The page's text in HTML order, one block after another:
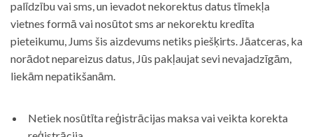
palīdzību vai sms, un ievadot nekorektus datus tīmekļa
vietnes formā vai nosūtot sms ar nekorektu kredīta
pieteikumu, Jums šis aizdevums netiks piešķirts. Jāatceras, ka
norādot nepareizus datus, Jūs pakļaujat sevi nevajadzīgām,
liekām nepatikšanām.
Netiek nosūtīta reģistrācijas maksa vai veikta korekta